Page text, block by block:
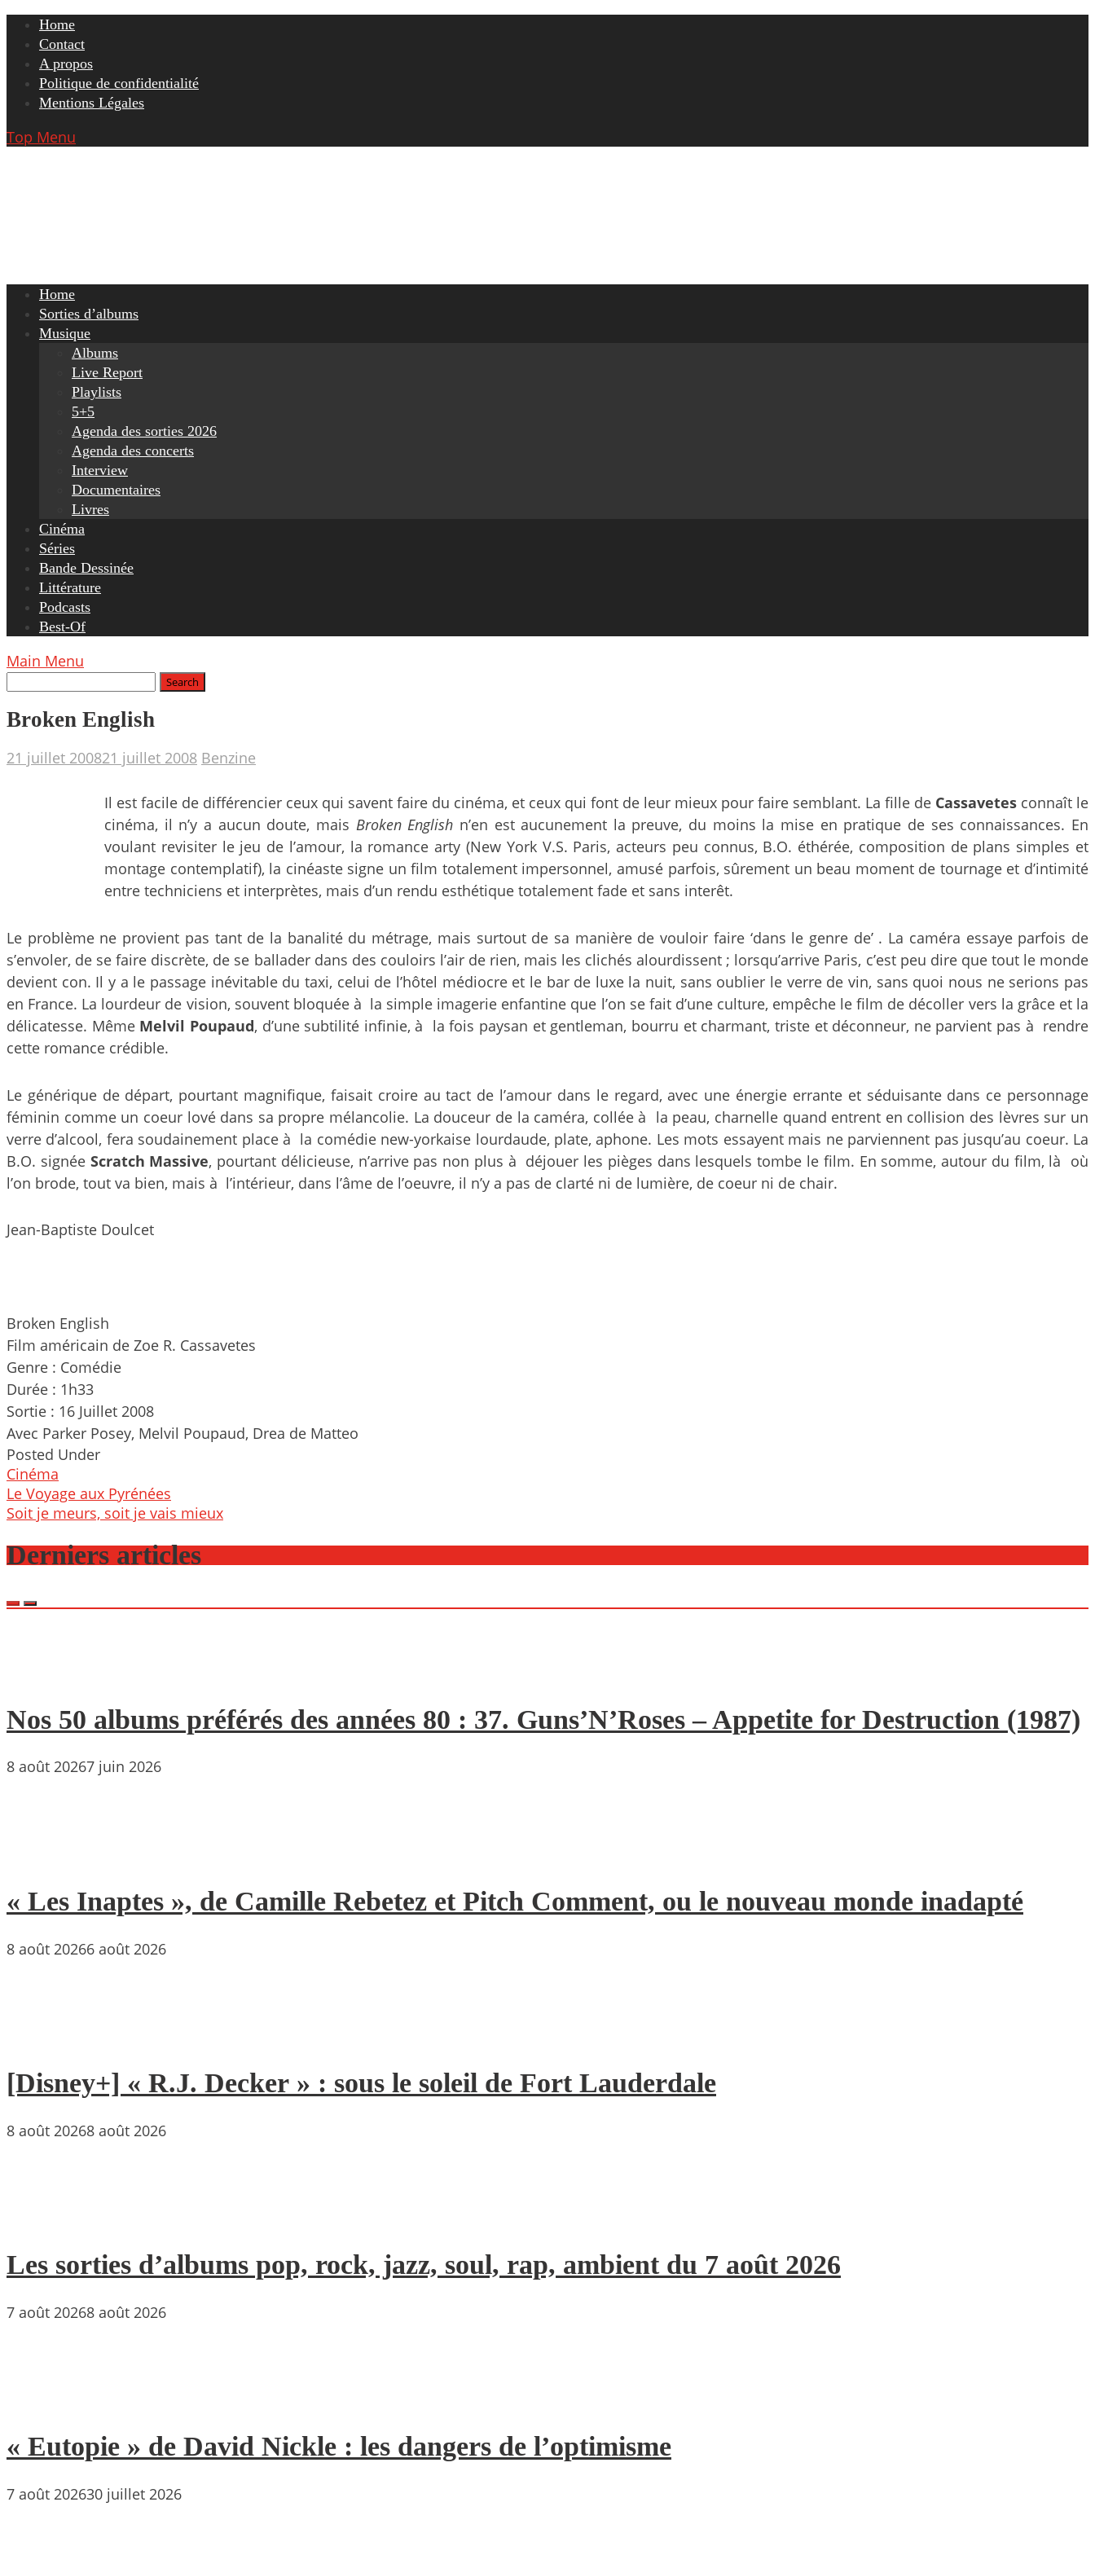
Skip
content
Home
Contact
A propos
Politique de confidentialité
Mentions Légales
Top Menu
Home
Sorties d’albums
Musique
Albums
Live Report
Playlists
5+5
Agenda des sorties 2026
Agenda des concerts
Interview
Documentaires
Livres
Cinéma
Séries
Bande Dessinée
Littérature
Podcasts
Best-Of
Main Menu
Broken English
21 juillet 200821 juillet 2008 Benzine
Il est facile de différencier ceux qui savent faire du cinéma, et ceux qui font de leur mieux pour faire semblant. La fille de Cassavetes connaît le
cinéma, il n’y a aucun doute, mais Broken English n’en est aucunement la preuve, du moins la mise en pratique de ses connaissances. En
voulant revisiter le jeu de l’amour, la romance arty (New York V.S. Paris, acteurs peu connus, B.O. éthérée, composition de plans simples et
montage contemplatif), la cinéaste signe un film totalement impersonnel, amusé parfois, sûrement un beau moment de tournage et d’intimité
entre techniciens et interprètes, mais d’un rendu esthétique totalement fade et sans interêt.
Le problème ne provient pas tant de la banalité du métrage, mais surtout de sa manière de vouloir faire ‘dans le genre de’ . La caméra essaye parfois de
s’envoler, de se faire discrète, de se ballader dans des couloirs l’air de rien, mais les clichés alourdissent ; lorsqu’arrive Paris, c’est peu dire que tout le monde
devient con. Il y a le passage inévitable du taxi, celui de l’hôtel médiocre et le bar de luxe la nuit, sans oublier le verre de vin, sans quoi nous ne serions pas
en France. La lourdeur de vision, souvent bloquée à la simple imagerie enfantine que l’on se fait d’une culture, empêche le film de décoller vers la grâce et la
délicatesse. Même Melvil Poupaud, d’une subtilité infinie, à la fois paysan et gentleman, bourru et charmant, triste et déconneur, ne parvient pas à rendre
cette romance crédible.
Le générique de départ, pourtant magnifique, faisait croire au tact de l’amour dans le regard, avec une énergie errante et séduisante dans ce personnage
féminin comme un coeur lové dans sa propre mélancolie. La douceur de la caméra, collée à la peau, charnelle quand entrent en collision des lèvres sur un
verre d’alcool, fera soudainement place à la comédie new-yorkaise lourdaude, plate, aphone. Les mots essayent mais ne parviennent pas jusqu’au coeur. La
B.O. signée Scratch Massive, pourtant délicieuse, n’arrive pas non plus à déjouer les pièges dans lesquels tombe le film. En somme, autour du film, là où
l’on brode, tout va bien, mais à l’intérieur, dans l’âme de l’oeuvre, il n’y a pas de clarté ni de lumière, de coeur ni de chair.
Jean-Baptiste Doulcet
Broken English
Film américain de Zoe R. Cassavetes
Genre : Comédie
Durée : 1h33
Sortie : 16 Juillet 2008
Avec Parker Posey, Melvil Poupaud, Drea de Matteo
Posted Under
Cinéma
Post
navigation
Le Voyage aux Pyrénées
Soit je meurs, soit je vais mieux
Derniers articles
Nos 50 albums préférés des années 80 : 37. Guns’N’Roses – Appetite for Destruction (1987)
8 août 20267 juin 2026
« Les Inaptes », de Camille Rebetez et Pitch Comment, ou le nouveau monde inadapté
8 août 20266 août 2026
[Disney+] « R.J. Decker » : sous le soleil de Fort Lauderdale
8 août 20268 août 2026
Les sorties d’albums pop, rock, jazz, soul, rap, ambient du 7 août 2026
7 août 20268 août 2026
« Eutopie » de David Nickle : les dangers de l’optimisme
7 août 202630 juillet 2026